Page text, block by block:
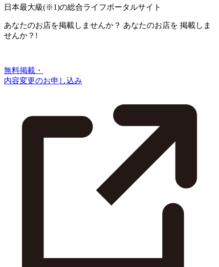
日本最大級(※1)の総合ライフポータルサイト
あなたのお店を掲載しませんか？ あなたのお店を 掲載しま
せんか？!
無料掲載・
内容変更のお申し込み